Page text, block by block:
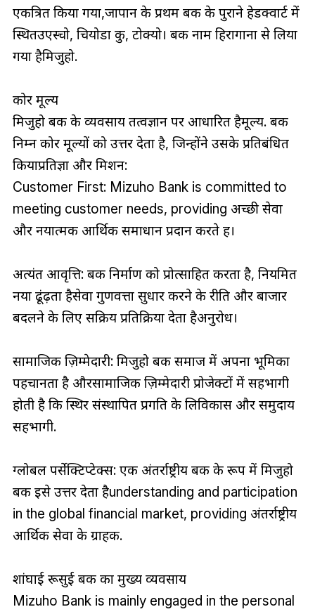
एकत्रित किया गया,जापान के प्रथम बैंक के पुराने हेडक्वार्ट में
स्थितउएस्चो, चियोडा कु, टोक्यो। बैंक नाम हिरागाना से लिया
गया हैमिजुहो.
कोर मूल्य
मिजुहो बैंक के व्यवसाय तत्वज्ञान पर आधारित हैमूल्य. बैंक
निम्न कोर मूल्यों को उत्तर देता है, जिन्होंने उसके प्रतिबंधित
कियाप्रतिज्ञा और मिशन:
Customer First: Mizuho Bank is committed to
meeting customer needs, providing अच्छी सेवा
और नयात्मक आर्थिक समाधान प्रदान करते हैं।
अत्यंत आवृत्ति: बैंक निर्माण को प्रोत्साहित करता है, नियमित
नया ढूंढ़ता हैसेवा गुणवत्ता सुधार करने के रीति और बाजार
बदलने के लिए सक्रिय प्रतिक्रिया देता हैअनुरोध।
सामाजिक ज़िम्मेदारी: मिजुहो बैंक समाज में अपना भूमिका
पहचानता है औरसामाजिक ज़िम्मेदारी प्रोजेक्टों में सहभागी
होती है कि स्थिर संस्थापित प्रगति के लिविकास और समुदाय
सहभागी.
ग्लोबल पर्सेक्टिप्टेक्स: एक अंतर्राष्ट्रीय बैंक के रूप में मिजुहो
बैंक इसे उत्तर देता हैunderstanding and participation
in the global financial market, providing अंतर्राष्ट्रीय
आर्थिक सेवा के ग्राहक.
शांघाई रूसुई बैंक का मुख्य व्यवसाय
Mizuho Bank is mainly engaged in the personal